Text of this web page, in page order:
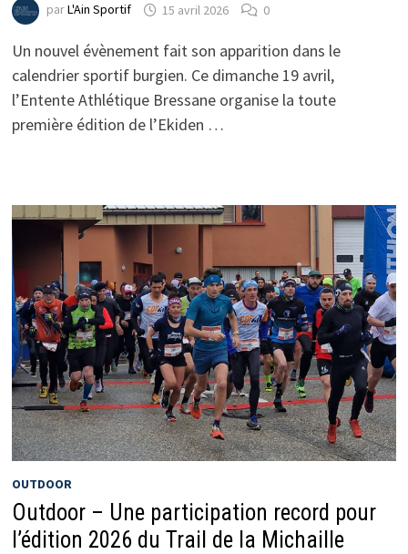
parL'Ain Sportif 15 avril 2026 0
Un nouvel évènement fait son apparition dans le
calendrier sportif burgien. Ce dimanche 19 avril,
l’Entente Athlétique Bressane organise la toute
première édition de l’Ekiden …
OUTDOOR
Outdoor – Une participation record pour
l’édition 2026 du Trail de la Michaille